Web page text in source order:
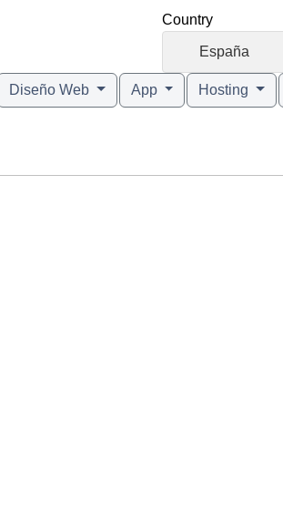
Country
España
Diseño Web App Hosting